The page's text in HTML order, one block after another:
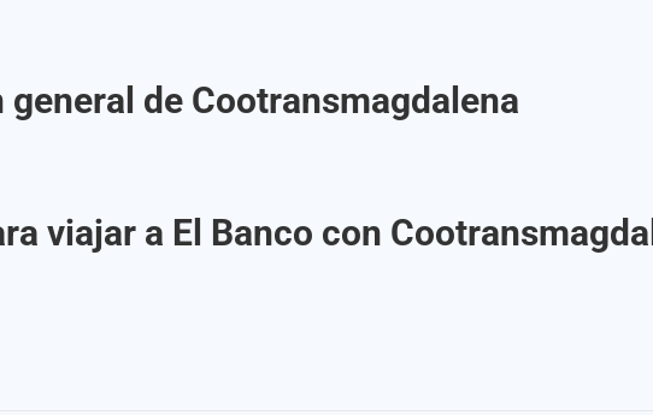
de Cootransmagdalena
viajar a El Banco con